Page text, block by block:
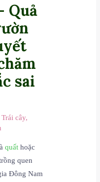
Quả
sai
Trái cây,
quất hoặc
quen
Đông Nam